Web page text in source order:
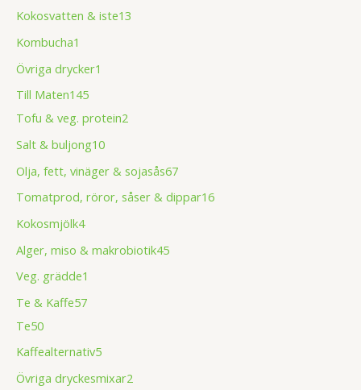
Kokosvatten & iste13
Kombucha1
Övriga drycker1
Till Maten145
Tofu & veg. protein2
Salt & buljong10
Olja, fett, vinäger & sojasås67
Tomatprod, röror, såser & dippar16
Kokosmjölk4
Alger, miso & makrobiotik45
Veg. grädde1
Te & Kaffe57
Te50
Kaffealternativ5
Övriga dryckesmixar2